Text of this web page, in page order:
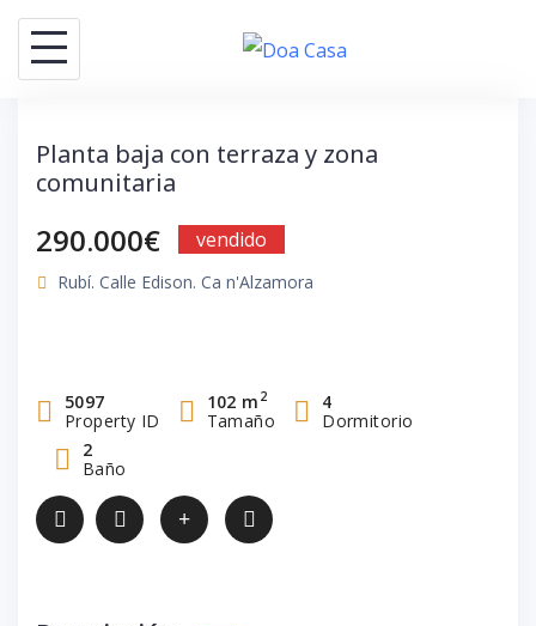
Saltar
contenido
Planta baja con terraza y zona
comunitaria
290.000€ vendido
Rubí. Calle Edison. Ca n'Alzamora
5097
Property ID
102 m 2
Tamaño
4
Dormitorio
2
Baño